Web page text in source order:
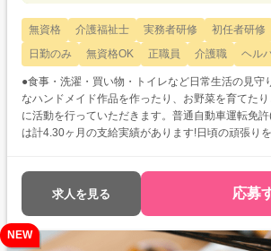
無資格 介護福祉士 実務者研修 初任者研修
日勤のみ
無資格OK 正職員 介護職 ヘル
●食事・洗濯・買い物・トイレなど日常生活の見守
なハンドメイド作品を作ったり、お野菜を育てた
に活動を行っていただきます。普通自動車運転免
は計4.30ヶ月の支給実績があります!日頃の頑張り
求人を見る 応募
NEW